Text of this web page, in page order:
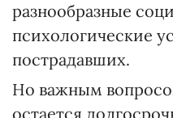
разнообразные
психологические
пострадавших.
Но важным
остается